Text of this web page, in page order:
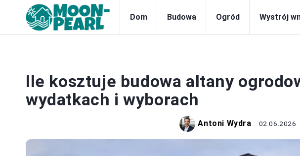
Dom Budowa Ogród Wystrój
Ile kosztuje budowa altany
wydatkach i wyborach
Antoni Wydra 02.06.2026